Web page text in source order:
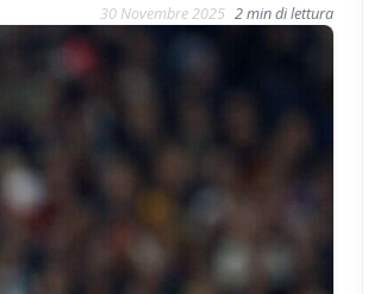
30 Novembre 2025 2 min di lettura